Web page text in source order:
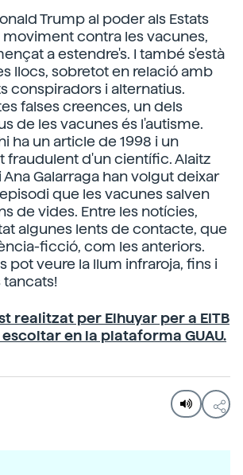
Trump al poder als Estats
moviment contra les vacunes,
a estendre's. I també s'està
llocs, sobretot en relació amb
conspiradors i alternatius.
falses creences, un dels
de les vacunes és l'autisme.
ha un article de 1998 i un
d'un científic. Alaitz
Ana Galarraga han volgut deixar
que les vacunes salven
de vides. Entre les notícies,
algunes lents de contacte, que
ficció, com les anteriors.
pot veure la llum infraroja, fins i
tancats!
realitzat per Elhuyar per a EITB
en la plataforma GUAU.